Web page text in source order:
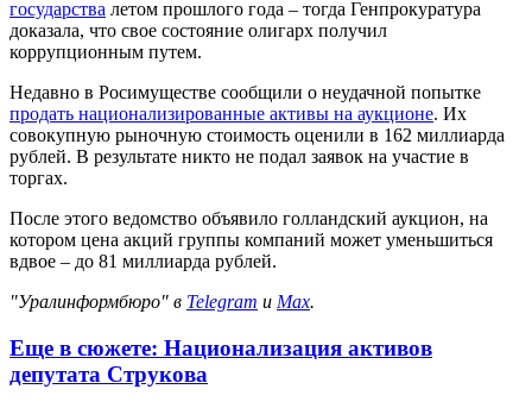
государства летом прошлого года – тогда Генпрокуратура
доказала, что свое состояние олигарх получил
коррупционным путем.
Недавно в Росимуществе сообщили о неудачной попытке
продать национализированные активы на аукционе. Их
совокупную рыночную стоимость оценили в 162 миллиарда
рублей. В результате никто не подал заявок на участие в
торгах.
После этого ведомство объявило голландский аукцион, на
котором цена акций группы компаний может уменьшиться
вдвое – до 81 миллиарда рублей.
"Уралинформбюро" в Telegram и Max.
Еще в сюжете: Национализация активов
депутата Струкова